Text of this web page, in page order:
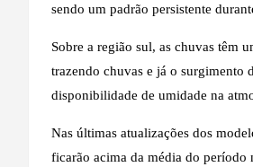
sendo um padrão persistente
Sobre a região sul, as chuvas têm
trazendo chuvas e já o surgimento
disponibilidade de umidade na
Nas últimas atualizações dos
ficarão acima da média do período